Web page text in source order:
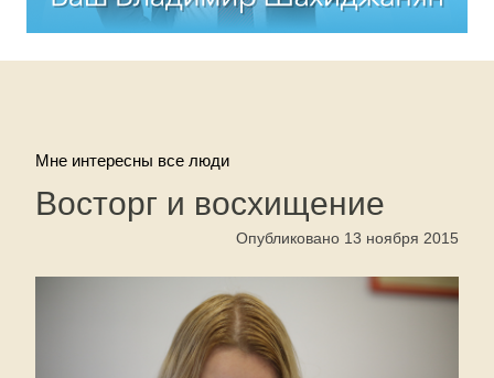
Мне интересны все люди
Восторг и восхищение
Опубликовано 13 ноября 2015